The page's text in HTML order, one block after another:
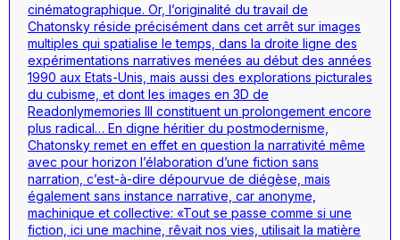
cinématographique. Or, l’originalité du travail de
Chatonsky réside précisément dans cet arrêt sur images
multiples qui spatialise le temps, dans la droite ligne des
expérimentations narratives menées au début des années
1990 aux Etats-Unis, mais aussi des explorations picturales
du cubisme, et dont les images en 3D de
Readonlymemories III constituent un prolongement encore
plus radical… En digne héritier du postmodernisme,
Chatonsky remet en effet en question la narrativité même
avec pour horizon l’élaboration d’une fiction sans
narration, c’est-à-dire dépourvue de diégèse, mais
également sans instance narrative, car anonyme,
machinique et collective: «Tout se passe comme si une
fiction, ici une machine, rêvait nos vies, utilisait la matière